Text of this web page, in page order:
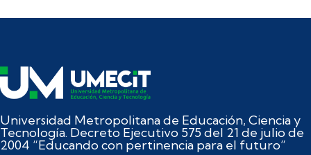
Universidad Metropolitana de Educación, Ciencia y
Tecnología. Decreto Ejecutivo 575 del 21 de julio de
2004 “Educando con pertinencia para el futuro”